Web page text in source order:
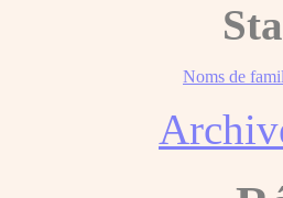
Noms de